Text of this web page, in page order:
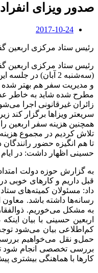
صدور ویزای
2017-10-24
رئیس ستاد مرکزی اربعین
رئیس ستاد مرکزی اربعین
(سه‌شنبه 2
و مدیریت سفر هم بهتر شده
مطرح شده شاید به خاطر
زائران غیرقانونی اجرا
سریعتر ویزاها برگزار کند
همچنین هزینه سفر اربعین
تلاش کردیم در مجموع
تا هم انگیزه حضور
حسینی اظهار داشت: در ایام
قبل داریم و کارهای خوبی
داد: مسئولان کمیته‌های
رسانه‌ها داشته باشد.
به مشکل می‌خوریم.
اربعین حسینی با بیان
کم‌اطلاعی بیان می‌شود
حمل‌و نقل می‌خواهیم بررسی
بررسی تخصصی انجام شود
کارها با هماهنگی بیشتری